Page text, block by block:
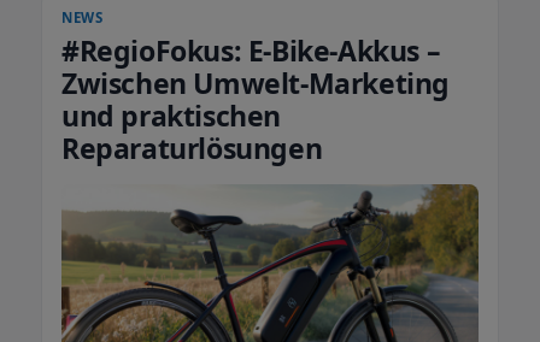
NEWS
#RegioFokus: E-Bike-Akkus –
Zwischen Umwelt-Marketing
und praktischen
Reparaturlösungen